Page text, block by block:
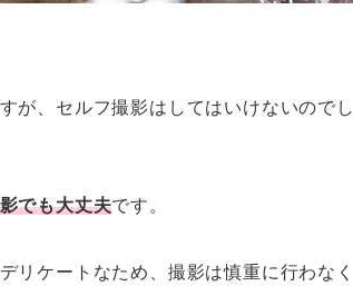
が、セルフ撮影はしてはいけないのでし
でも大丈夫です。
リケートなため、撮影は慎重に行わなく